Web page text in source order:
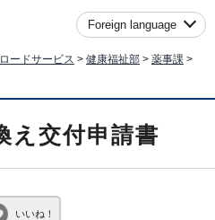
Foreign language
ードサービス > 健康福祉部 > 薬事課 >
え交付申請書
いいね！